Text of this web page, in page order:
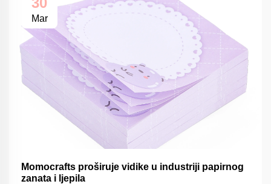
Mar
Momocrafts proširuje vidike u industriji papirnog
zanata i ljepila